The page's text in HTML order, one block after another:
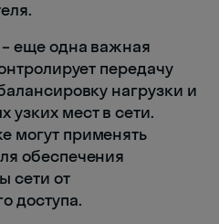
еще одна важная
передачу
нагрузки и
узких мест в сети.
могут применять
обеспечения
сети от
доступа.